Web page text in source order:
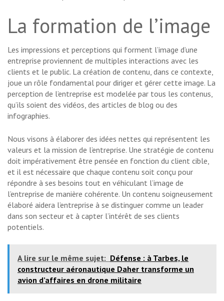
La formation de l’image
Les impressions et perceptions qui forment l’image d’une
entreprise proviennent de multiples interactions avec les
clients et le public. La création de contenu, dans ce contexte,
joue un rôle fondamental pour diriger et gérer cette image. La
perception de l’entreprise est modelée par tous les contenus,
qu’ils soient des vidéos, des articles de blog ou des
infographies.
Nous visons à élaborer des idées nettes qui représentent les
valeurs et la mission de l’entreprise. Une stratégie de contenu
doit impérativement être pensée en fonction du client cible,
et il est nécessaire que chaque contenu soit conçu pour
répondre à ses besoins tout en véhiculant l’image de
l’entreprise de manière cohérente. Un contenu soigneusement
élaboré aidera l’entreprise à se distinguer comme un leader
dans son secteur et à capter l’intérêt de ses clients
potentiels.
A lire sur le même sujet: Défense : à Tarbes, le
constructeur aéronautique Daher transforme un
avion d’affaires en drone militaire